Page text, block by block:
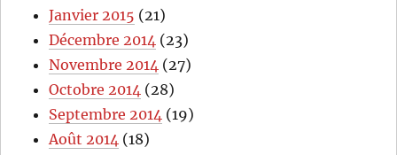
Janvier 2015 (21)
Décembre 2014 (23)
Novembre 2014 (27)
Octobre 2014 (28)
Septembre 2014 (19)
Août 2014 (18)